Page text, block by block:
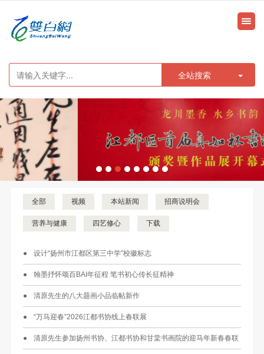
很遗憾，因您的浏览器版本过低导致无法获得最佳浏览体验，推荐下载安装谷歌浏览器！
全站搜索
全部 视频 本站新闻 招商说明会
营养与健康 四艺修心 下载
设计“扬州市江都区第三中学”校徽标志
翰墨抒怀颂百BAI年征程 笔书初心传长征精神
清原先生的八大题画小品临帖新作
“万马迎春”2026江都书协线上春联展
清原先生参加扬州书协、江都书协和甘棠书画院的迎马年新春春联